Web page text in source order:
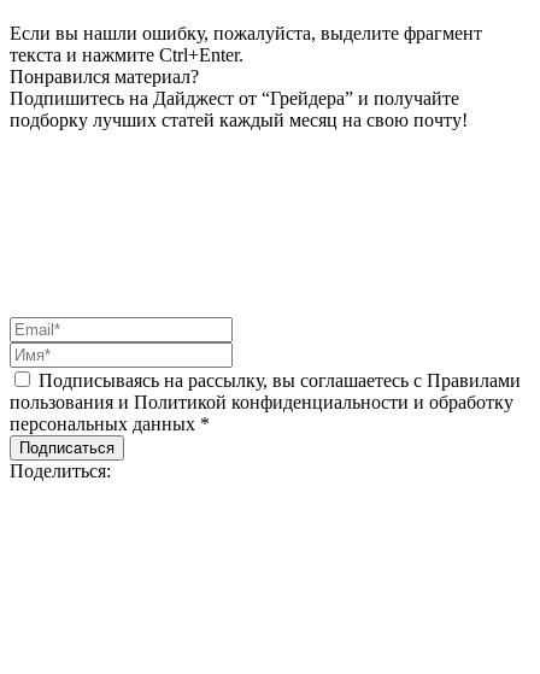
Если вы нашли ошибку, пожалуйста, выделите фрагмент
текста и нажмите Ctrl+Enter.
Понравился материал?
Подпишитесь на Дайджест от “Грейдера” и получайте
подборку лучших статей каждый месяц на свою почту!
Подписываясь на рассылку, вы соглашаетесь с Правилами
пользования и Политикой конфиденциальности и обработку
персональных данных *
Подписаться
Поделиться: